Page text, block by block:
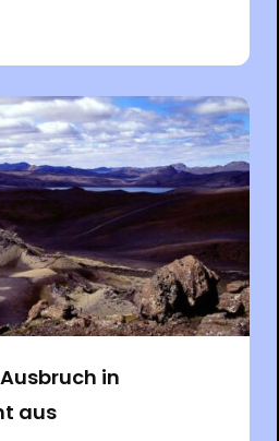
in
aus